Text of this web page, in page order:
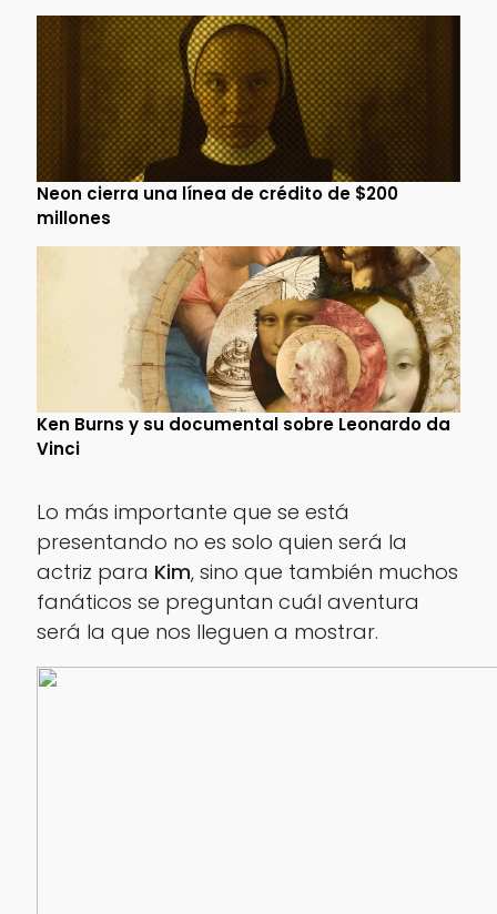
Neon cierra una línea de crédito de $200
millones
Ken Burns y su documental sobre Leonardo da
Vinci
Lo más importante que se está
presentando no es solo quien será la
actriz para Kim, sino que también muchos
fanáticos se preguntan cuál aventura
será la que nos lleguen a mostrar.